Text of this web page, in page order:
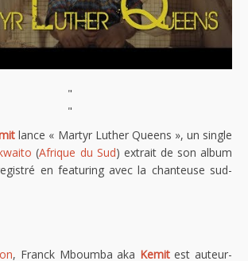
"
"
lance « Martyr Luther Queens », un single
(Afrique du Sud) extrait de son album
en featuring avec la chanteuse sud-
, Franck Mboumba aka Kemitest auteur-